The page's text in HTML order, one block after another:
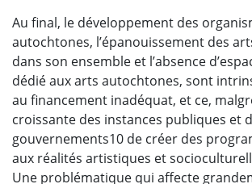
Au final, le développement des
autochtones, l’épanouissement des
dans son ensemble et l’absence
dédié aux arts autochtones, sont
au financement inadéquat, et ce,
croissante des instances publiques et
gouvernements10 de créer des
aux réalités artistiques et
Une problématique qui affecte